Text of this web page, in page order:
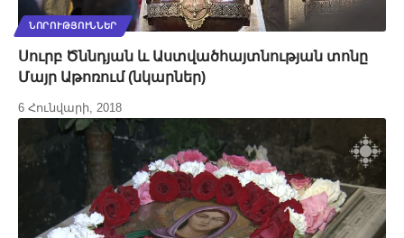
ՆՈՐՈՒԹՅՈՒՆՆԵՐ
Սուրբ Ծննդյան և Աստվածհայտնության տոնը
Մայր Աթոռում (նկարներ)
6 Հունվարի, 2018